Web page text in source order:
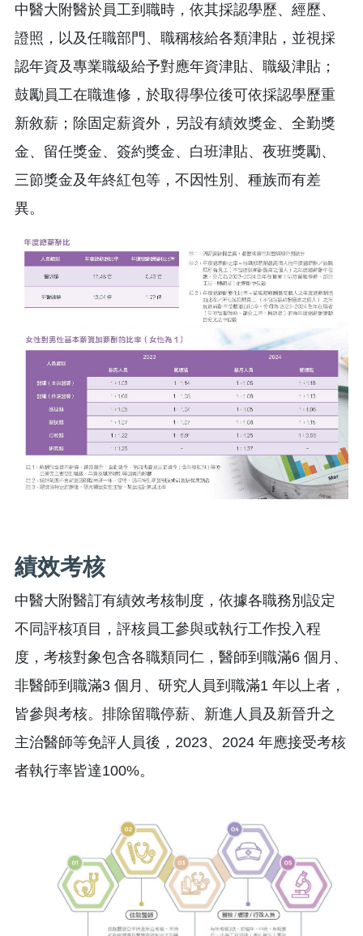
中醫大附醫於員工到職時，依其採認學歷、經歷、
證照，以及任職部門、職稱核給各類津貼，並視採
認年資及專業職級給予對應年資津貼、職級津貼；
鼓勵員工在職進修，於取得學位後可依採認學歷重
新敘薪；除固定薪資外，另設有績效獎金、全勤獎
金、留任獎金、簽約獎金、白班津貼、夜班獎勵、
三節獎金及年終紅包等，不因性別、種族而有差
異。
績效考核
中醫大附醫訂有績效考核制度，依據各職務別設定
不同評核項目，評核員工參與或執行工作投入程
度，考核對象包含各職類同仁，醫師到職滿6 個月、
非醫師到職滿3 個月、研究人員到職滿1 年以上者，
皆參與考核。排除留職停薪、新進人員及新晉升之
主治醫師等免評人員後，2023、2024 年應接受考核
者執行率皆達100%。